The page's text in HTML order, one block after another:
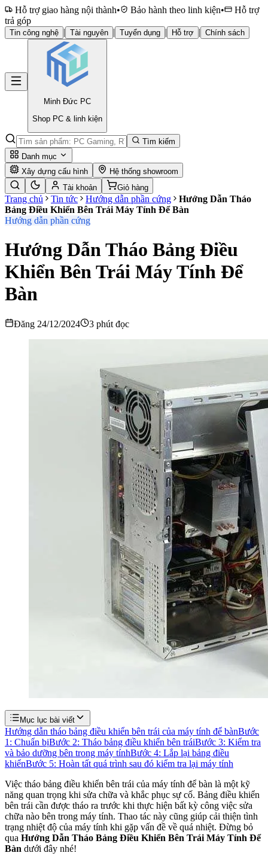
Hỗ trợ giao hàng nội thành• Bảo hành theo linh kiện•
Hỗ trợ
trả góp
Tin công nghệ | Tài nguyên | Tuyển dụng | Hỗ trợ | Chính sách
Minh Đức PC
Shop PC & linh kiện
Tìm kiếm
Danh mục
Xây dựng cấu hình
Hệ thống showroom
Tài khoản
Giỏ hàng
Trang chủ Tin tức Hướng dẫn phần cứng
Hướng Dẫn Tháo
Bảng Điều Khiển Bên Trái Máy Tính Để Bàn
Hướng dẫn phần cứng
Hướng Dẫn Tháo Bảng Điều
Khiển Bên Trái Máy Tính Để
Bàn
Đăng 24/12/2024 3 phút đọc
Mục lục bài viết
Hướng dẫn tháo bảng điều khiển bên trái của máy tính để bànBước
1: Chuẩn bịBước 2: Tháo bảng điều khiển bên tráiBước 3: Kiểm tra
và bảo dưỡng bên trong máy tínhBước 4: Lắp lại bảng điều
khiểnBước 5: Hoàn tất quá trình sau đó kiểm tra lại máy tính
Việc tháo bảng điều khiển bên trái của máy tính để bàn là một kỹ
năng quan trọng khi sửa chữa và khắc phục sự cố. Bảng điều khiển
bên trái cần được tháo ra trước khi thực hiện bất kỳ công việc sửa
chữa nào bên trong máy tính. Thao tác này cũng giúp cải thiện tình
trạng nhiệt độ của máy tính khi gặp vấn đề về quá nhiệt. Đừng bỏ
qua Hướng Dẫn Tháo Bảng Điều Khiển Bên Trái Máy Tính Để
Bàn dưới đây nhé!